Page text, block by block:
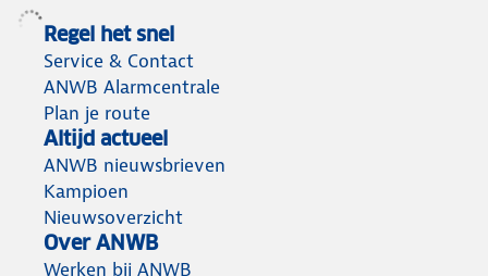
Regel het snel
Service & Contact
ANWB Alarmcentrale
Plan je route
Altijd actueel
ANWB nieuwsbrieven
Kampioen
Nieuwsoverzicht
Over ANWB
Werken bij ANWB